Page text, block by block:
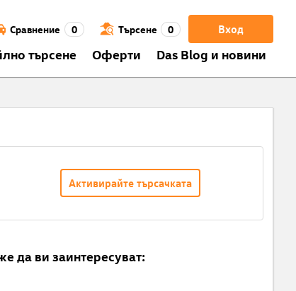
Вход
Сравнение 0 Търсене 0
търсене Оферти Das Blog и новини
Активирайте търсачката
да ви заинтересуват: